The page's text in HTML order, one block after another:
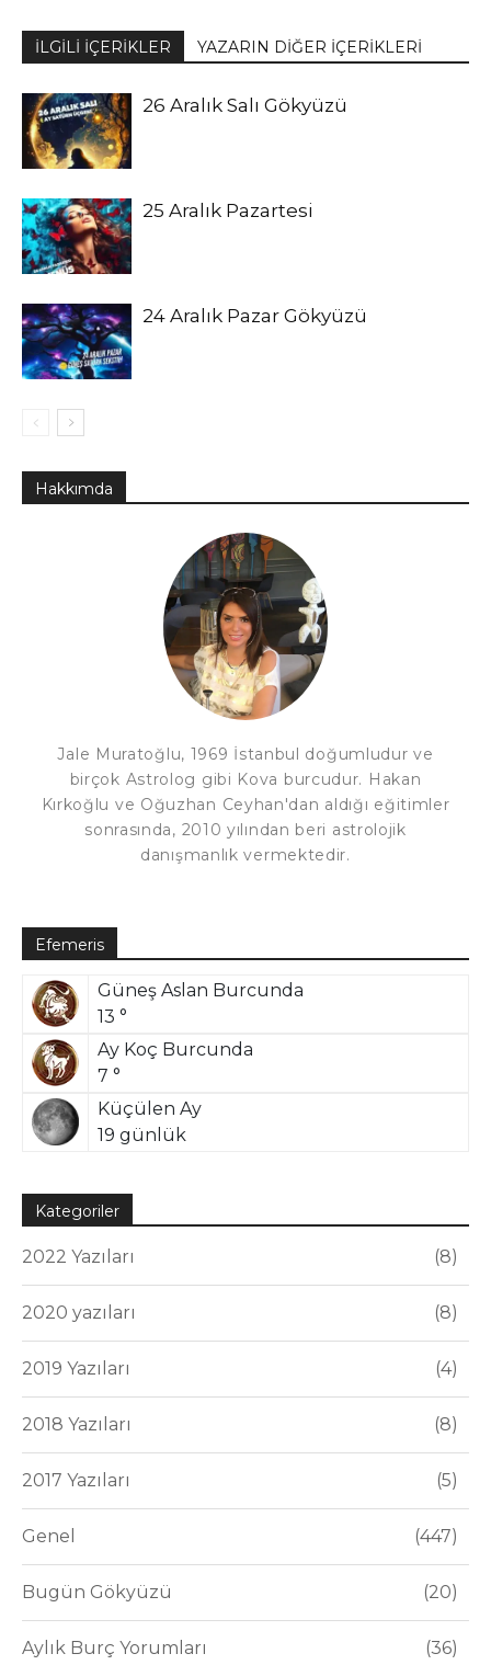
İLGİLİ İÇERİKLER YAZARIN DİĞER İÇERİKLERİ
26 Aralık Salı Gökyüzü
25 Aralık Pazartesi
24 Aralık Pazar Gökyüzü
Hakkımda
Jale Muratoğlu, 1969 İstanbul doğumludur ve
birçok Astrolog gibi Kova burcudur. Hakan
Kırkoğlu ve Oğuzhan Ceyhan'dan aldığı eğitimler
sonrasında, 2010 yılından beri astrolojik
danışmanlık vermektedir.
Efemeris
Güneş Aslan Burcunda
13 °
Ay Koç Burcunda
7 °
Küçülen Ay
19 günlük
Kategoriler
2022 Yazıları 8
2020 yazıları 8
2019 Yazıları 4
2018 Yazıları 8
2017 Yazıları 5
Genel 447
Bugün Gökyüzü 20
Aylık Burç Yorumları 36